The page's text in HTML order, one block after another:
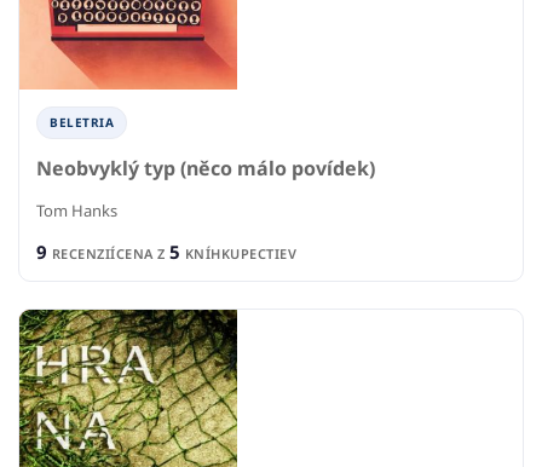
BELETRIA
Neobvyklý typ (něco málo povídek)
Tom Hanks
9 RECENZIÍCENA Z 5 KNÍHKUPECTIEV